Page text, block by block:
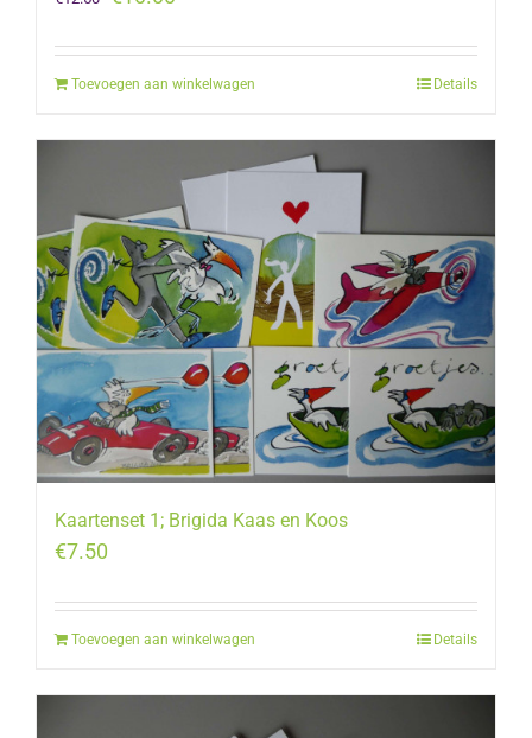
was:
€12.50.
is:
€10.00.
Toevoegen aan winkelwagen Details
Kaartenset 1; Brigida Kaas en Koos
€7.50
Toevoegen aan winkelwagen Details